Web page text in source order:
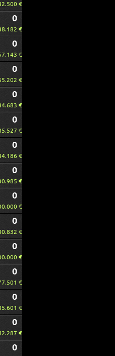
€
0
€
0
€
0
€
0
€
0
€
0
€
0
€
0
€
0
€
0
€
0
€
0
€
0
€
0